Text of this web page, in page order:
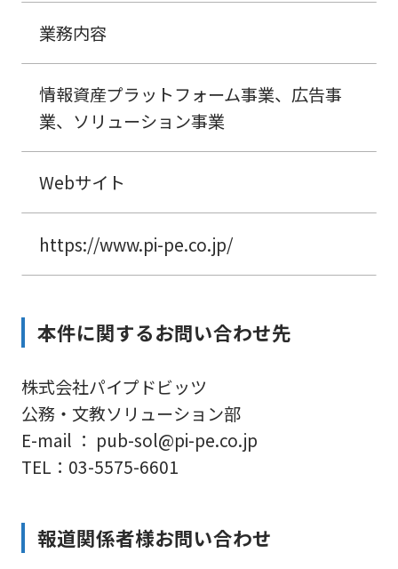
業務内容
情報資産プラットフォーム事業、広告事
業、ソリューション事業
Webサイト
https://www.pi-pe.co.jp/
本件に関するお問い合わせ先
株式会社パイプドビッツ
公務・文教ソリューション部
E-mail ： pub-sol@pi-pe.co.jp
TEL：03-5575-6601
報道関係者様お問い合わせ